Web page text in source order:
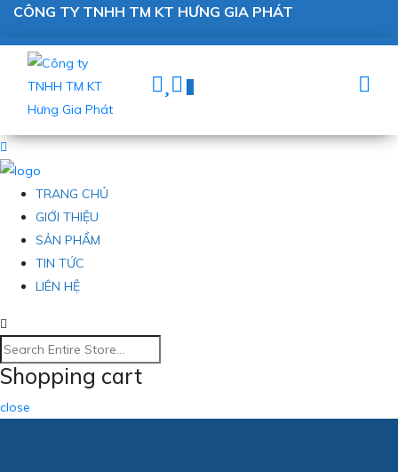
CÔNG TY TNHH TM KT HƯNG GIA PHÁT
0
TRANG CHỦ
GIỚI THIỆU
SẢN PHẨM
TIN TỨC
LIÊN HỆ
Shopping cart
close